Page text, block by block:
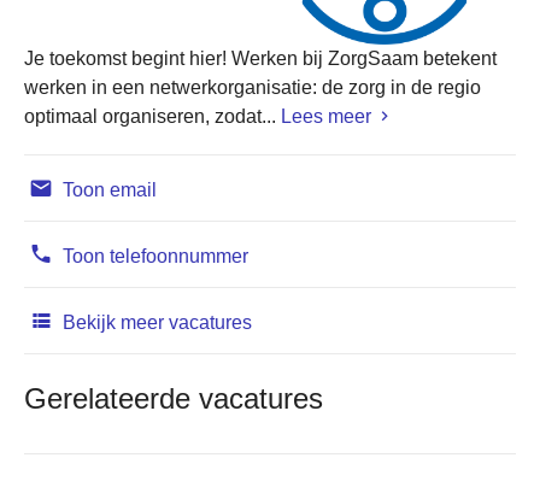
Je toekomst begint hier! Werken bij ZorgSaam betekent
werken in een netwerkorganisatie: de zorg in de regio
optimaal organiseren, zodat... Lees meer
Toon email
Toon telefoonnummer
Bekijk meer vacatures
Gerelateerde vacatures